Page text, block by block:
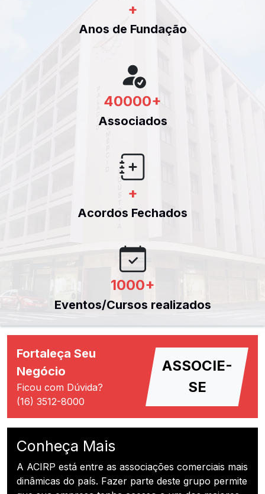
+
Anos de Fundação
40000+
Associados
+
Acordos Fechados
1000+
Eventos/Cursos realizados
Fortaleça Seu
Negócio
Ficou com Dúvida?
(16) 3512-8000
ASSOCIE-
SE
Conheça Mais
A ACIRP está entre as associações comerciais mais
dinâmicas do país. Fazer parte deste grupo permite